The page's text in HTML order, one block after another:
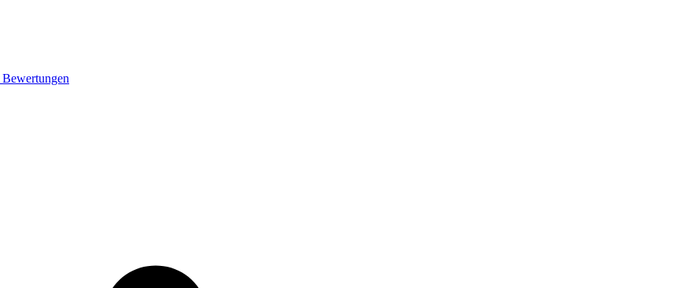
Bewertungen